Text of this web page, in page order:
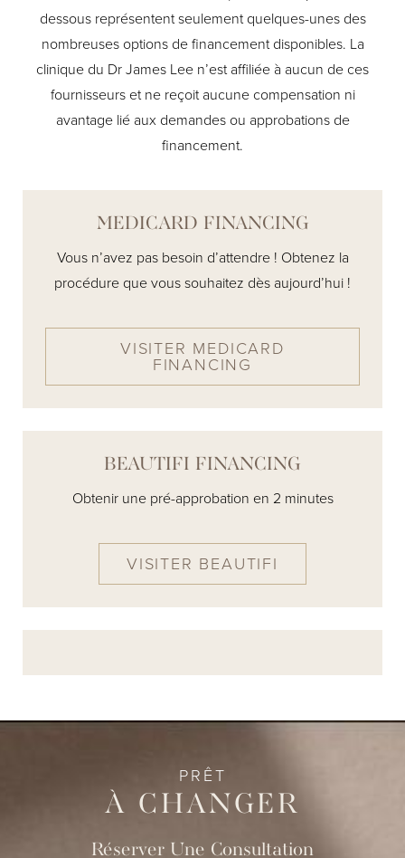
dessous représentent seulement quelques-unes des
nombreuses options de financement disponibles. La
clinique du Dr James Lee n’est affiliée à aucun de ces
fournisseurs et ne reçoit aucune compensation ni
avantage lié aux demandes ou approbations de
financement.
MEDICARD FINANCING
Vous n’avez pas besoin d’attendre ! Obtenez la
procédure que vous souhaitez dès aujourd’hui !
VISITER MEDICARD
FINANCING
BEAUTIFI FINANCING
Obtenir une pré-approbation en 2 minutes
VISITER BEAUTIFI
PRÊT
À CHANGER
Réserver Une Consultation